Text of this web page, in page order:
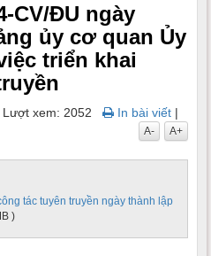
CV/ĐU ngày
ủy cơ quan Ủy
triển khai
Lượt xem: 2052 In bài viết |
A+
A-
tác tuyên truyền ngày thành lập
)